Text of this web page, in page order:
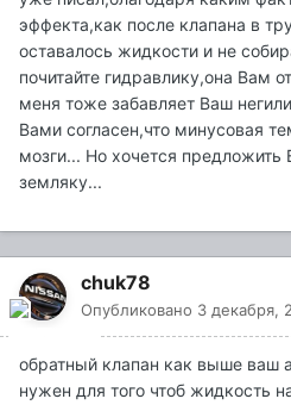
эффекта,как после клапана в
оставалось жидкости и не
почитайте гидравлику,она Вам
меня тоже забавляет Ваш
Вами согласен,что минусовая
мозги... Но хочется
земляку...
chuk78
Опубликовано 3 декабря,
обратный клапан как выше ваш
нужен для того чтоб жидкость